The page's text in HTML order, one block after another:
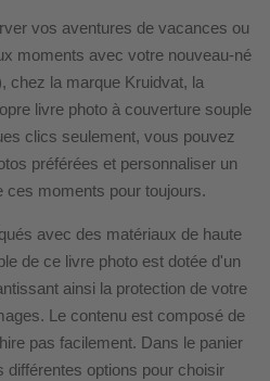
vos aventures de vacances ou
moments avec votre nouveau-né
chez la marque Kruidvat, la
livre photo à couverture souple
clics seulement, vous pouvez
préférées et personnaliser un
ces moments pour toujours.
avec des matériaux de haute
de ce livre photo est dotée d'un
ainsi la protection de votre
Le contenu est composé de
pas facilement. Dans le panier
différentes options pour choisir